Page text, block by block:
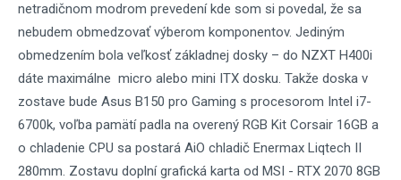
netradičnom modrom prevedení kde som si povedal, že sa
nebudem obmedzovať výberom komponentov. Jediným
obmedzením bola veľkosť základnej dosky – do NZXT H400i
dáte maximálne micro alebo mini ITX dosku. Takže doska v
zostave bude Asus B150 pro Gaming s procesorom Intel i7-
6700k, voľba pamätí padla na overený RGB Kit Corsair 16GB a
o chladenie CPU sa postará AiO chladič Enermax Liqtech II
280mm. Zostavu doplní grafická karta od MSI - RTX 2070 8GB